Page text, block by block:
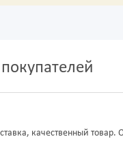
качественный товар.